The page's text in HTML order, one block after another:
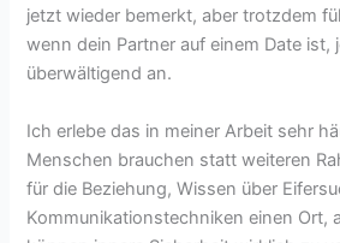
jetzt wieder bemerkt, aber trotzdem
wenn dein Partner auf einem Date ist,
überwältigend an.
Ich erlebe das in meiner Arbeit sehr
Menschen brauchen statt weiteren
für die Beziehung, Wissen über
Kommunikationstechniken einen Ort,